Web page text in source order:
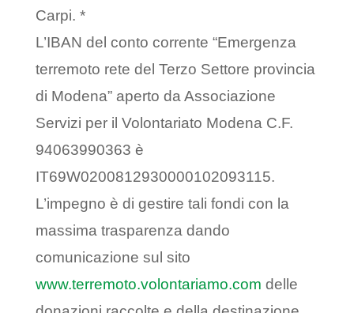
Carpi. *
L’IBAN del conto corrente “Emergenza
terremoto rete del Terzo Settore provincia
di Modena” aperto da Associazione
Servizi per il Volontariato Modena C.F.
94063990363 è
IT69W0200812930000102093115.
L’impegno è di gestire tali fondi con la
massima trasparenza dando
comunicazione sul sito
www.terremoto.volontariamo.com delle